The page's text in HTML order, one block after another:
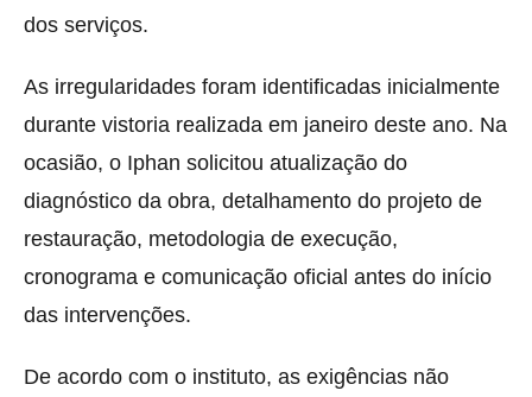
dos serviços.
As irregularidades foram identificadas inicialmente
durante vistoria realizada em janeiro deste ano. Na
ocasião, o Iphan solicitou atualização do
diagnóstico da obra, detalhamento do projeto de
restauração, metodologia de execução,
cronograma e comunicação oficial antes do início
das intervenções.
De acordo com o instituto, as exigências não